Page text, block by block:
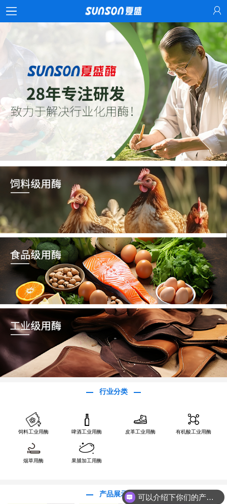
行业分类
饲料工业用酶 啤酒工业用酶 皮革工业用酶 有机酸工业用酶
烟草用酶 果脯加工用酶
产品展示 可以介绍下你们的产品么？